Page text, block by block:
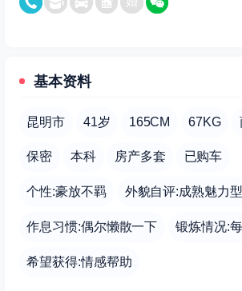
基本资料
昆明市 41岁 165CM 67KG
保密 本科 房产多套 已购车
个性:豪放不羁 外貌自评:成熟魅力型
作息习惯:偶尔懒散一下 锻炼情况:
希望获得:情感帮助